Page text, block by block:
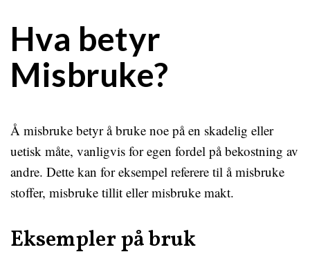
Hva betyr
Misbruke?
Å misbruke betyr å bruke noe på en skadelig eller
uetisk måte, vanligvis for egen fordel på bekostning av
andre. Dette kan for eksempel referere til å misbruke
stoffer, misbruke tillit eller misbruke makt.
Eksempler på bruk